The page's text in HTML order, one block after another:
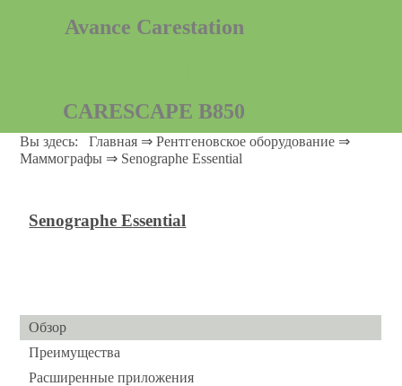
Avance Carestation
CARESCAPE B850
Посмотреть подробности
количество ограниченно
PROCARE B40
Вы здесь:Главная ⇒Рентгеновское оборудование ⇒
Маммографы ⇒ Senographe Essential
Senographe Essential
Обзор
Преимущества
Расширенные приложения